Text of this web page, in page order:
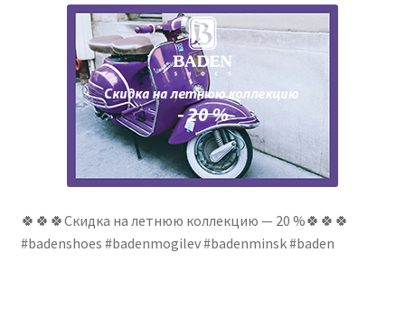
🍀🍀🍀Скидка на летнюю коллекцию — 20 %🍀🍀🍀
#badenshoes #badenmogilev #badenminsk #baden